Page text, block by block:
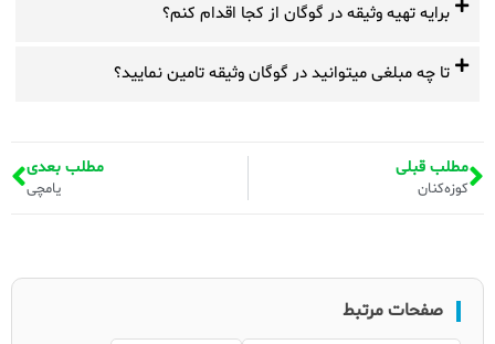
برایه تهیه وثیقه در گوگان از کجا اقدام کنم؟
تا چه مبلغی میتوانید در گوگان وثیقه تامین نمایید؟
مطلب قبلی
کوزه‌کنان
مطلب بعدی
یامچی
صفحات مرتبط